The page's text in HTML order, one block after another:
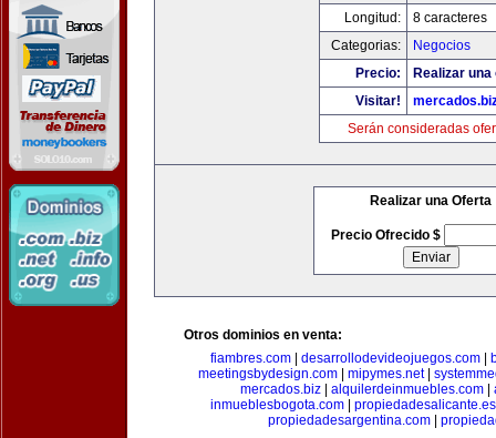
Longitud:
8 caracteres
Categorias:
Negocios
Precio:
Realizar
Visitar!
Serán consideradas
Realizar una Oferta
Precio Ofrecido $
Otros dominios en venta:
fiambres.com| desarrollodevideojuegos.com|
meetingsbydesign.com| mipymes.net|
mercados.biz| alquilerdeinmuebles.com|
inmueblesbogota.com| propiedadesalicante.es
propiedadesargentina.com|